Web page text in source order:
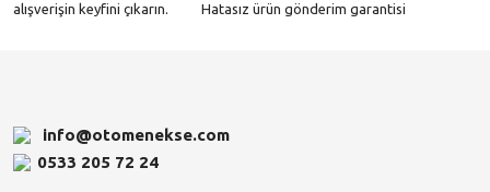
alışverişin keyfini çıkarın.
Hatasız ürün gönderim garantisi
info@otomenekse.com
0533 205 72 24